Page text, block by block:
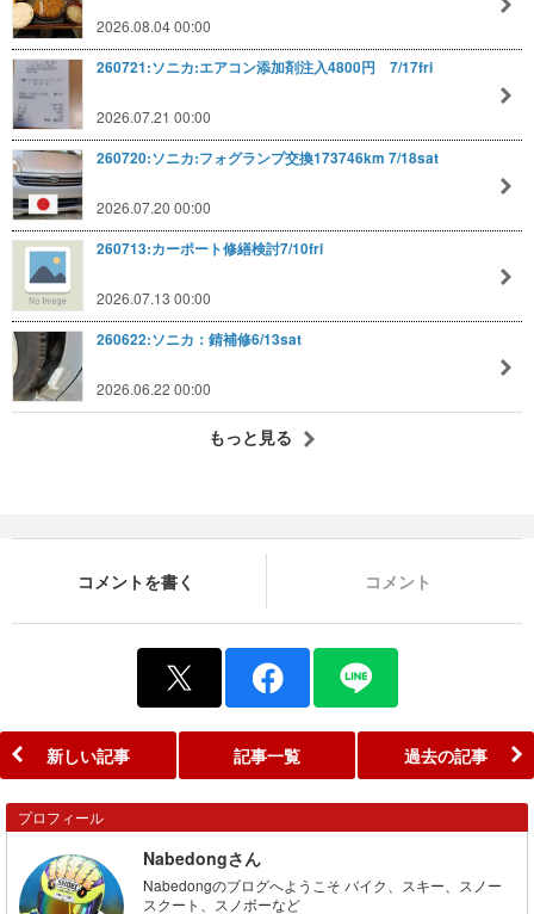
2026.08.04 00:00
260721:ソニカ:エアコン添加剤注入4800円 7/17fri
2026.07.21 00:00
260720:ソニカ:フォグランプ交換173746km 7/18sat
2026.07.20 00:00
260713:カーポート修繕検討7/10fri
2026.07.13 00:00
260622:ソニカ：錆補修6/13sat
2026.06.22 00:00
もっと見る
コメントを書く コメント
新しい記事 記事一覧 過去の記事
プロフィール
Nabedongさん
Nabedongのブログへようこそ バイク、スキー、スノー
スクート、スノボーなど